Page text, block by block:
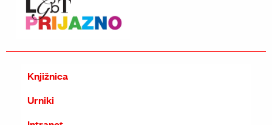
Knjižnica
Urniki